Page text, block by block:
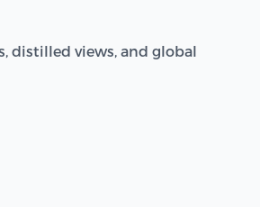
distilled views, and global